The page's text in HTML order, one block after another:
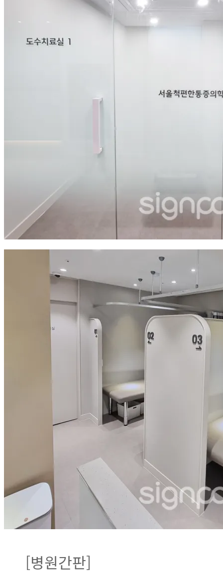
[병원간판]